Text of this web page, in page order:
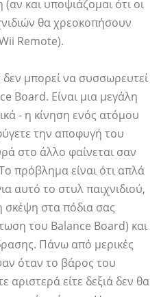
και υποψιάζομαι ότι οι
θα χρεοκοπήσουν
Remote).
δεν μπορεί να συσσωρευτεί
Board. Είναι μια μεγάλη
- η κίνηση ενός ατόμου
την αποφυγή του
στο άλλο φαίνεται σαν
πρόβλημα είναι ότι απλά
αυτό το στυλ παιχνιδιού,
σκέψη στα πόδια σας
του Balance Board) και
Πάνω από μερικές
όταν το βάρος του
είτε δεξιά δεν θα